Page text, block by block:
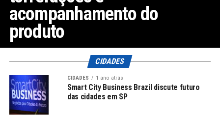
acompanhamento do
produto
CIDADES
CIDADES 1 ano atrás
Smart City Business Brazil discute futuro
das cidades em SP